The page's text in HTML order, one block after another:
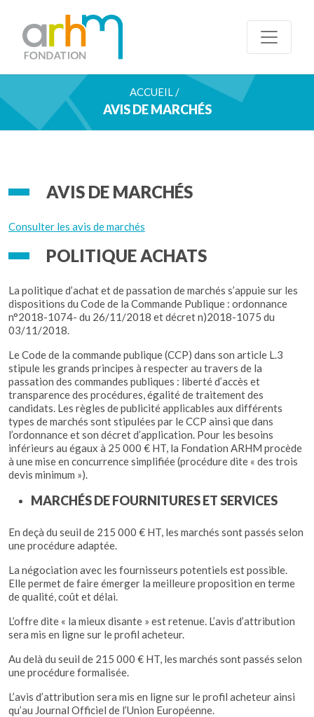
ACCUEIL /
AVIS DE MARCHÉS
AVIS DE MARCHÉS
Consulter les avis de marchés
POLITIQUE ACHATS
La politique d’achat et de passation de marchés s’appuie sur les
dispositions du Code de la Commande Publique : ordonnance
n°2018-1074- du 26/11/2018 et décret n)2018-1075 du
03/11/2018.
Le Code de la commande publique (CCP) dans son article L.3
stipule les grands principes à respecter au travers de la
passation des commandes publiques : liberté d’accès et
transparence des procédures, égalité de traitement des
candidats. Les règles de publicité applicables aux différents
types de marchés sont stipulées par le CCP ainsi que dans
l’ordonnance et son décret d’application. Pour les besoins
inférieurs au égaux à 25 000 € HT, la Fondation ARHM procède
à une mise en concurrence simplifiée (procédure dite « des trois
devis minimum »).
MARCHÉS DE FOURNITURES ET SERVICES
En deçà du seuil de 215 000 € HT, les marchés sont passés selon
une procédure adaptée.
La négociation avec les fournisseurs potentiels est possible.
Elle permet de faire émerger la meilleure proposition en terme
de qualité, coût et délai.
L’offre dite « la mieux disante » est retenue. L’avis d’attribution
sera mis en ligne sur le profil acheteur.
Au delà du seuil de 215 000 € HT, les marchés sont passés selon
une procédure formalisée.
L’avis d’attribution sera mis en ligne sur le profil acheteur ainsi
qu’au Journal Officiel de l’Union Européenne.